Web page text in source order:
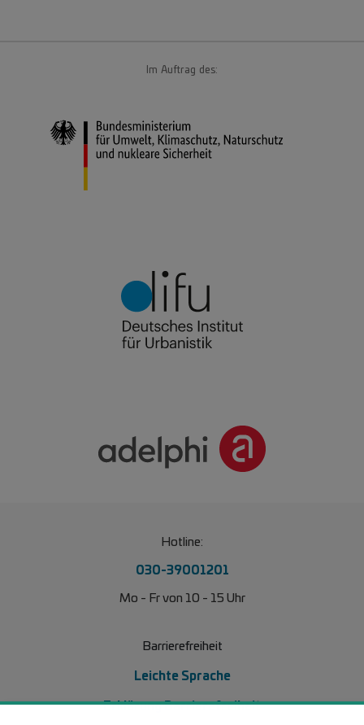
Im Auftrag des:
Hotline:
030-39001201
Mo - Fr von 10 - 15 Uhr
Barrierefreiheit
Leichte Sprache
Erklärung Barrierefreiheit